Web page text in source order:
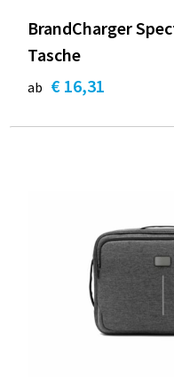
BrandCharger
Tasche
ab € 16,31